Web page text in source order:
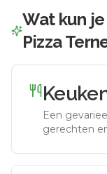
Wat kun
Pizza
Een
gerechten